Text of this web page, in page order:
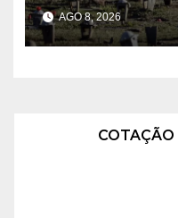
AGO 8, 2026